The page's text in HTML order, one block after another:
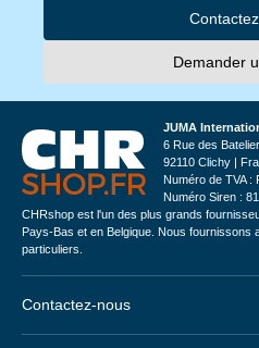
Demander
JUMA
6 Rue des
92110 Clichy |
Numéro de TVA :
Numéro Siren :
CHRshop est l'un des plus grands
Pays-Bas et en Belgique. Nous fournissons
particuliers.
Contactez-nous